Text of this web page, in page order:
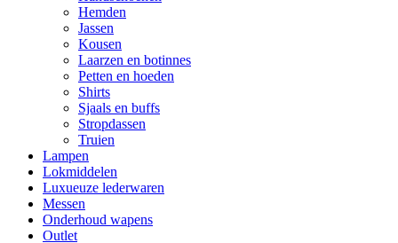
Hemden
Jassen
Kousen
Laarzen en botinnes
Petten en hoeden
Shirts
Sjaals en buffs
Stropdassen
Truien
Lampen
Lokmiddelen
Luxueuze lederwaren
Messen
Onderhoud wapens
Outlet